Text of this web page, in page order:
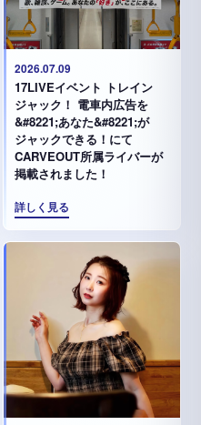
2026.07.09
17LIVEイベント トレイン
ジャック！ 電車内広告を
&#8221;あなた&#8221;が
ジャックできる！にて
CARVEOUT所属ライバーが
掲載されました！
詳しく見る